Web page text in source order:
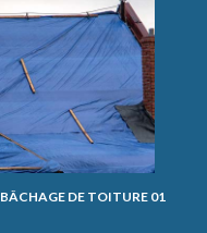
BÂCHAGE DE TOITURE 01